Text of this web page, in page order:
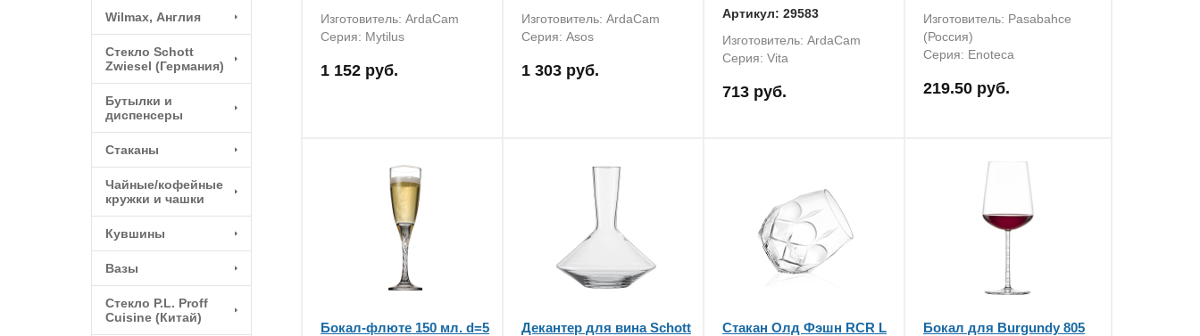
Wilmax, Англия
Стекло Schott
Zwiesel (Германия)
Бутылки и
диспенсеры
Стаканы
Чайные/кофейные
кружки и чашки
Кувшины
Вазы
Стекло P.L. Proff
Cuisine (Китай)
Изготовитель: ArdaCam
Серия: Mytilus
1 152 руб.
Изготовитель: ArdaCam
Серия: Asos
1 303 руб.
Артикул: 29583
Изготовитель: ArdaCam
Серия: Vita
713 руб.
Изготовитель: Pasabahce
(Россия)
Серия: Enoteca
219.50 руб.
Бокал-флюте 150 мл. d=5
Декантер для вина Schott
Стакан Олд Фэшн RCR L
Бокал для Burgundy 805